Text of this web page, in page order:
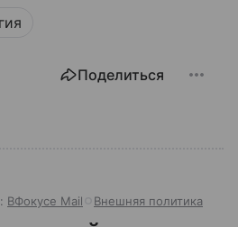
Поделиться
ВФокусе Mail Внешняя политика